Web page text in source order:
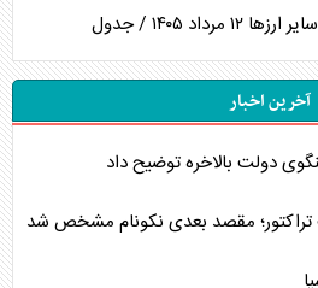
۱۴۰۵ / جدول
آخرین اخبار
دولت بالاخره توضیح داد
تراکتور؛ مقصد بعدی نکونام مشخص شد